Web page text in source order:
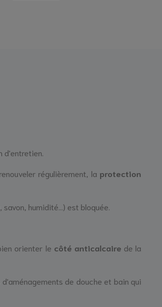
d'entretien.
régulièrement, la protection
humidité...) est bloquée.
orienter le côté anticalcaire de la
de douche et bain qui